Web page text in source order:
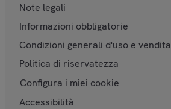
Note legali
Informazioni obbligatorie
Condizioni generali d'uso e vendita
Politica di riservatezza
Configura i miei cookie
Accessibilità